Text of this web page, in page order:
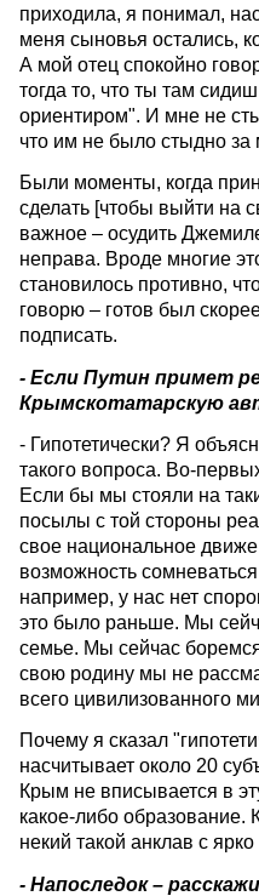
приходила, я понимал,
меня сыновья остались,
А мой отец спокойно
тогда то, что ты там
ориентиром". И мне не
что им не было стыдно за
Были моменты, когда
сделать [чтобы выйти на
важное – осудить
неправа. Вроде многие
становилось противно,
говорю – готов был
подписать.
- Если Путин примет
Крымскотатарскую
- Гипотетически? Я
такого вопроса. Во-
Если бы мы стояли на
посылы с той стороны
свое национальное
возможность
например, у нас нет
это было раньше. Мы
семье. Мы сейчас
свою родину мы не
всего цивилизованного
Почему я сказал
насчитывает около 20
Крым не вписывается в
какое-либо образование.
некий такой анклав с
- Напоследок –